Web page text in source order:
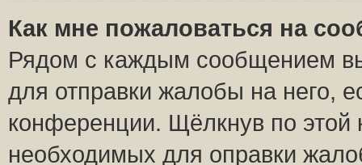
Как мне пожаловаться на
Рядом с каждым сообщением
для отправки жалобы на него,
конференции. Щёлкнув по этой
необходимых для оправки